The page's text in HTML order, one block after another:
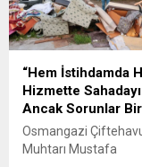
ormanlık alana
engellemeye verdi.
Çalışmalar aralıksız
ve çevredeki güvenlik
önlemleri artırıldı.
Operasyon ve
“Hem İstihdamda
Hizmette
Ancak Sorunlar
Osmangazi
Muhtarı Mustafa